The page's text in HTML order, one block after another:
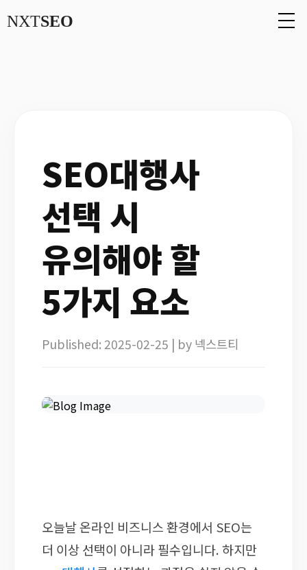
NXTSEO
SEO대행사
선택 시
유의해야 할
5가지 요소
Published: 2025-02-25 | by 넥스트티
오늘날 온라인 비즈니스 환경에서 SEO는
더 이상 선택이 아니라 필수입니다. 하지만